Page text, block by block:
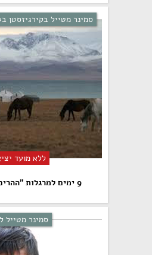
סמינר מטייל בקירגיזסטן
ללא מועד
9 ימים למרגלות "ההרים השמימיים"
סמינר מטייל